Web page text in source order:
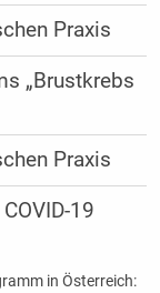
Praxis
„Brustkrebs
Praxis
19
in Österreich: